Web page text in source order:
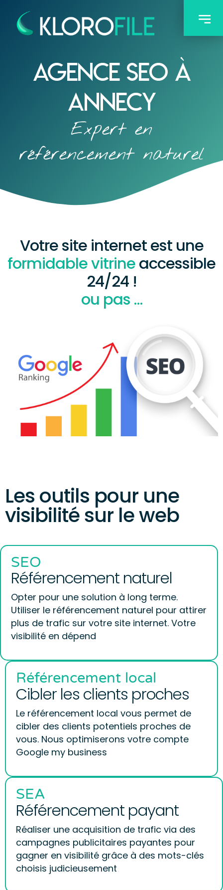
Agence SEO à
Annecy
Expert en
référencement naturel
Votre site internet est une
formidable vitrineaccessible
24/24 !
ou pas …
Les outils pour une
visibilité sur le web
SEO
Référencement naturel
Opter pour une solution à long terme.
Utiliser le référencement naturel pour attirer
plus de trafic sur votre site internet. Votre
visibilité en dépend
Référencement local
Cibler les clients proches
Le référencement local vous permet de
cibler des clients potentiels proches de
vous. Nous optimiserons votre compte
Google my business
SEA
Référencement payant
Réaliser une acquisition de trafic via des
campagnes publicitaires payantes pour
gagner en visibilité grâce à des mots-clés
choisis judicieusement